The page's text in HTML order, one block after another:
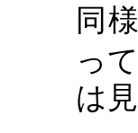
同
っ
は